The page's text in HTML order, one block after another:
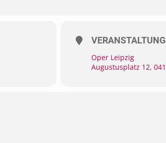
Oper Leipzig
Augustusplatz 12,